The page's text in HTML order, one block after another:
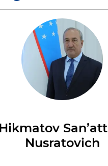
Hikmatov
Nusratovich